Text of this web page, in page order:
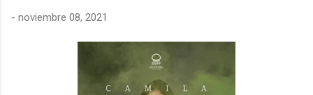
- noviembre 08, 2021